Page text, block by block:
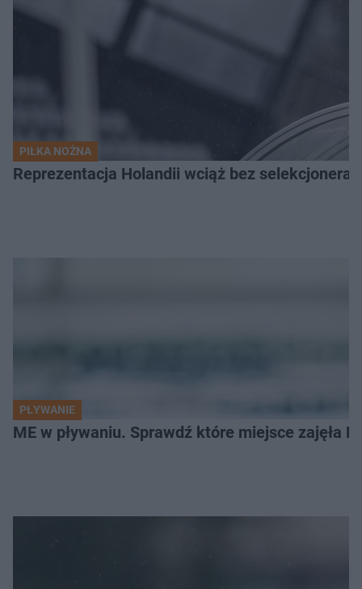
PIŁKA NOŻNA
Reprezentacja Holandii wciąż bez
PŁYWANIE
ME w pływaniu. Sprawdź które miejsce zajęła